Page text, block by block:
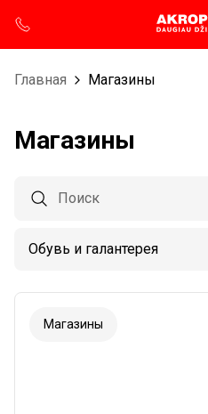
Главная Магазины
Магазины
Магазины